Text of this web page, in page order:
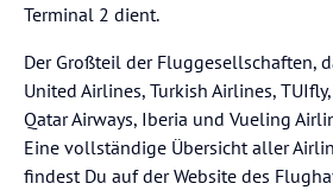
Terminal 2 dient.
Der Großteil der Fluggesellschaften,
United Airlines, Turkish Airlines,
Qatar Airways, Iberia und Vueling
Eine vollständige Übersicht aller
findest Du auf der Website des